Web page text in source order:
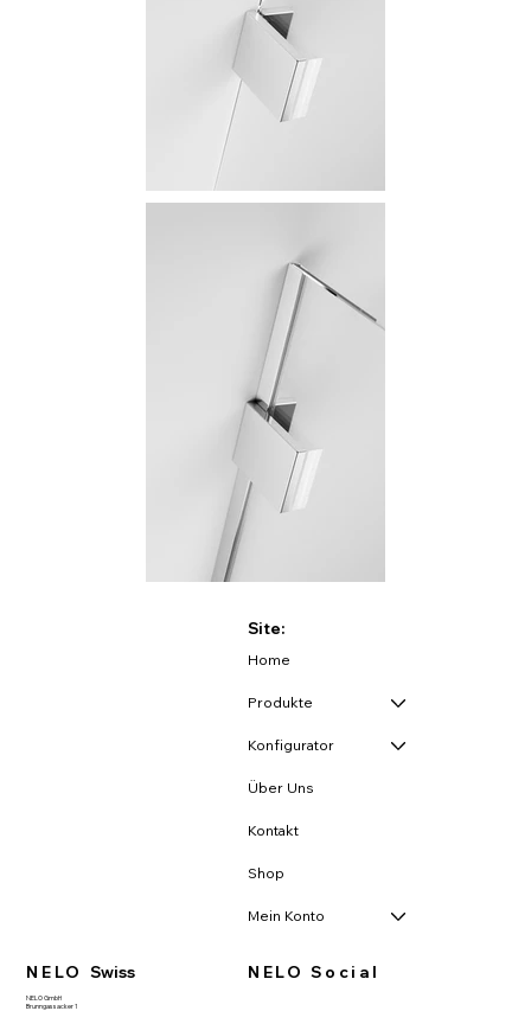
Site:
Home
Produkte
Konfigurator
Über Uns
Kontakt
Shop
Mein Konto
NELO Swiss
NELO GmbH
Brunngassacker 1
NELO Social